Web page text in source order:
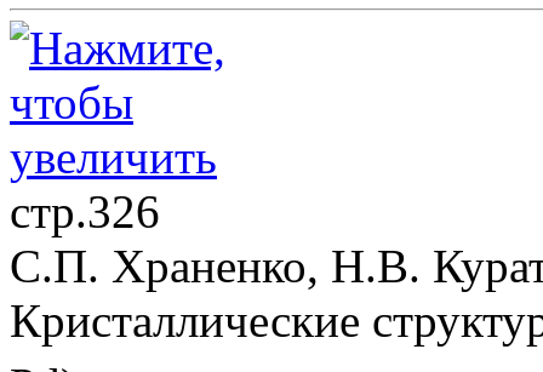
стр.326
С.П. Храненко, Н.В.
Кристаллические